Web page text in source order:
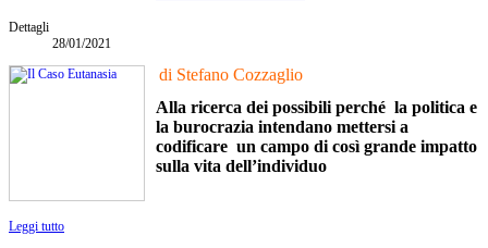
Dettagli
28/01/2021
di Stefano Cozzaglio
Alla ricerca dei possibili perché la politica e
la burocrazia intendano mettersi a
codificare un campo di così grande impatto
sulla vita dell’individuo
Leggi tutto